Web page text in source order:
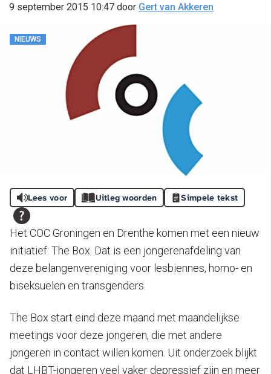
9 september 2015 10:47 door Gert van Akkeren
NIEUWS
Lees voor Uitleg woorden Simpele tekst
Het COC Groningen en Drenthe komen met een nieuw
initiatief: The Box. Dat is een jongerenafdeling van
deze belangenvereniging voor lesbiennes, homo- en
biseksuelen en transgenders.
The Box start eind deze maand met maandelijkse
meetings voor deze jongeren, die met andere
jongeren in contact willen komen. Uit onderzoek blijkt
dat LHBT-jongeren veel vaker depressief zijn en meer